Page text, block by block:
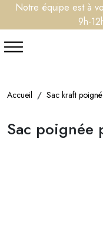
Notre équipe est à
9h-
Accueil Sac kraft
Sac poignée